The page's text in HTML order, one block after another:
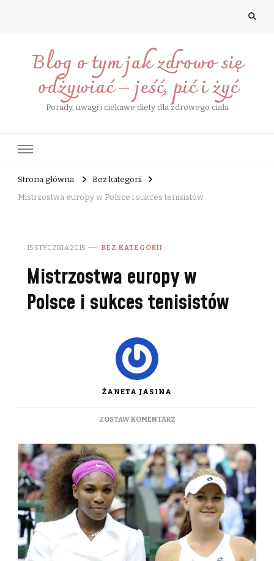
Blog o tym jak zdrowo się
odżywiać – jeść, pić i żyć
Porady, uwagi i ciekawe diety dla zdrowego ciała
Strona główna
Bez kategorii
Mistrzostwa europy w Polsce i sukces tenisistów
15 STYCZNIA 2015 BEZ KATEGORII
Mistrzostwa europy w
Polsce i sukces tenisistów
ŻANETA JASINA
ZOSTAW KOMENTARZDO
W
POLSCE
I
SUKCES
TENISISTÓW